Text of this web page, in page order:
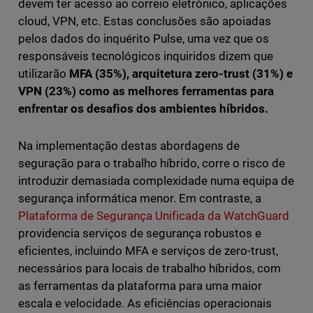
devem ter acesso ao correio eletrónico, aplicações
cloud, VPN, etc. Estas conclusões são apoiadas
pelos dados do inquérito Pulse, uma vez que os
responsáveis tecnológicos inquiridos dizem que
utilizarão MFA (35%), arquitetura zero-trust (31%) e
VPN (23%) como as melhores ferramentas para
enfrentar os desafios dos ambientes híbridos.
Na implementação destas abordagens de
seguração para o trabalho híbrido, corre o risco de
introduzir demasiada complexidade numa equipa de
segurança informática menor. Em contraste, a
Plataforma de Segurança Unificada da WatchGuard
providencia serviços de segurança robustos e
eficientes, incluindo MFA e serviços de zero-trust,
necessários para locais de trabalho híbridos, com
as ferramentas da plataforma para uma maior
escala e velocidade. As eficiências operacionais